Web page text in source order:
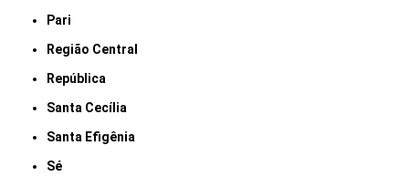
Pari
Região Central
República
Santa Cecília
Santa Efigênia
Sé